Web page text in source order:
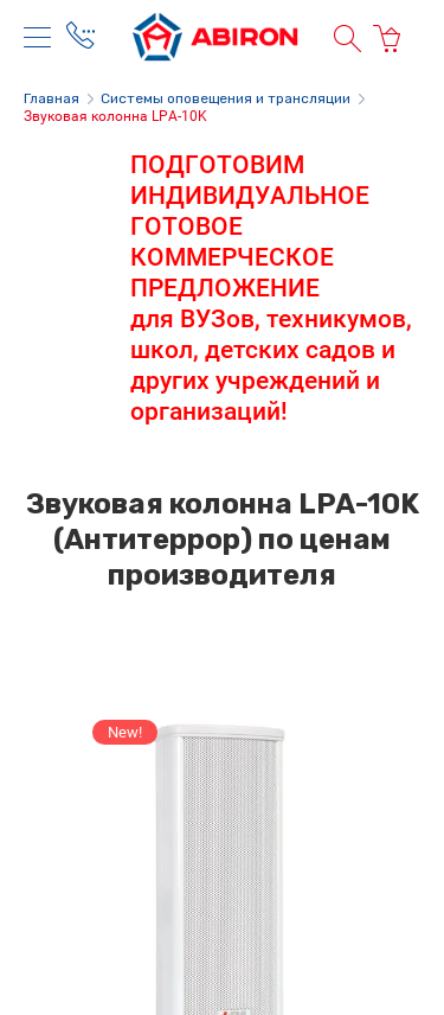
Главная
Системы оповещения и трансляции
Звуковая колонна LPA-10K
ПОДГОТОВИМ
ИНДИВИДУАЛЬНОЕ
ГОТОВОЕ
КОММЕРЧЕСКОЕ
ПРЕДЛОЖЕНИЕ
для ВУЗов, техникумов,
школ, детских садов и
других учреждений и
организаций!
Звуковая колонна LPA-10K
(Антитеррор) по ценам
производителя
New!